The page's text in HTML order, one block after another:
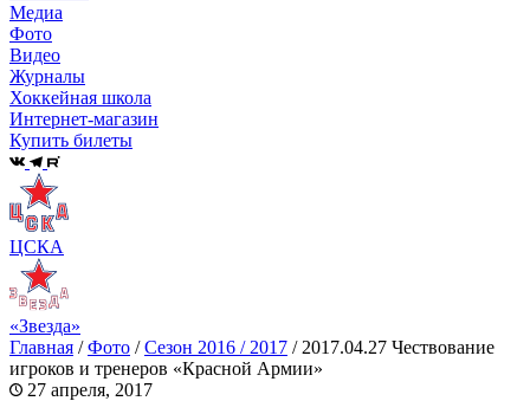
Медиа
Фото
Видео
Журналы
Хоккейная школа
Интернет-магазин
Купить билеты
ЦСКА
«Звезда»
Главная /Фото /Сезон 2016 / 2017 / 2017.04.27 Чествование
игроков и тренеров «Красной Армии»
27 апреля, 2017